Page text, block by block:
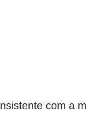
com a